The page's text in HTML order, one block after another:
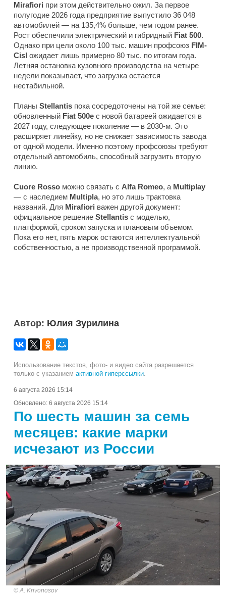
Mirafiori при этом действительно ожил. За первое
полугодие 2026 года предприятие выпустило 36 048
автомобилей — на 135,4% больше, чем годом ранее.
Рост обеспечили электрический и гибридный Fiat 500.
Однако при цели около 100 тыс. машин профсоюз FIM-
Cisl ожидает лишь примерно 80 тыс. по итогам года.
Летняя остановка кузовного производства на четыре
недели показывает, что загрузка остается
нестабильной.
Планы Stellantis пока сосредоточены на той же семье:
обновленный Fiat 500e с новой батареей ожидается в
2027 году, следующее поколение — в 2030-м. Это
расширяет линейку, но не снижает зависимость завода
от одной модели. Именно поэтому профсоюзы требуют
отдельный автомобиль, способный загрузить вторую
линию.
Cuore Rosso можно связать с Alfa Romeo, а Multiplay
— с наследием Multipla, но это лишь трактовка
названий. Для Mirafiori важен другой документ:
официальное решение Stellantis с моделью,
платформой, сроком запуска и плановым объемом.
Пока его нет, пять марок остаются интеллектуальной
собственностью, а не производственной программой.
Автор: Юлия Зурилина
Использование текстов, фото- и видео сайта разрешается
только с указанием активной гиперссылки.
6 августа 2026 15:14
Обновлено: 6 августа 2026 15:14
По шесть машин за семь
месяцев: какие марки
исчезают из России
A. Krivonosov